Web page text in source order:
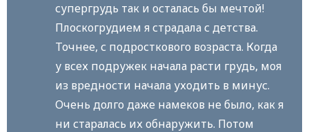
супергрудь так и осталась бы мечтой!
Плоскогрудием я страдала с детства.
Точнее, с подросткового возраста. Когда
у всех подружек начала расти грудь, моя
из вредности начала уходить в минус.
Очень долго даже намеков не было, как я
ни старалась их обнаружить. Потом